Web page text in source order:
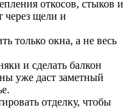
откосов, стыков и
через щели и
только окна, а не весь
и сделать балкон
уже даст заметный
отделку, чтобы